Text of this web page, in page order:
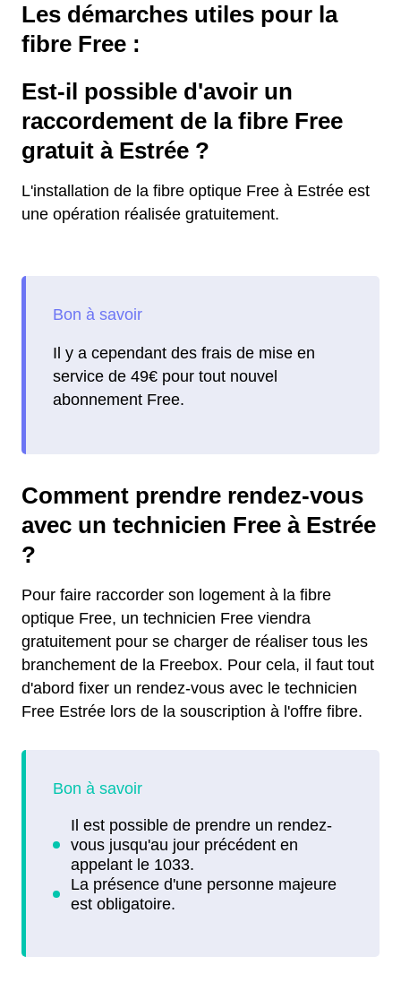
Les démarches utiles pour la
fibre Free :
Est-il possible d'avoir un
raccordement de la fibre Free
gratuit à Estrée ?
L'installation de la fibre optique Free à Estrée est
une opération réalisée gratuitement.
Il y a cependant des frais de mise en
service de 49€ pour tout nouvel
abonnement Free.
Comment prendre rendez-vous
avec un technicien Free à Estrée
?
Pour faire raccorder son logement à la fibre
optique Free, un technicien Free viendra
gratuitement pour se charger de réaliser tous les
branchement de la Freebox. Pour cela, il faut tout
d'abord fixer un rendez-vous avec le technicien
Free Estrée lors de la souscription à l'offre fibre.